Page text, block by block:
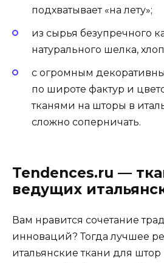
подхватывает «на лету»;
из сырья безупречного
натурального шелка,
с огромным
по широте фактур и
тканями на шторы в
сложно соперничать.
Tendences.ru —
ведущих
Вам нравится сочетание
инноваций? Тогда лучшее
итальянские ткани для штор